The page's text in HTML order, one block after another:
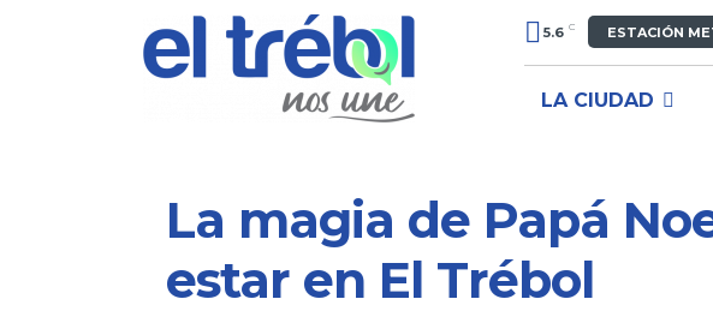
5.6 C ESTACIÓN
LA CIUDAD
La magia de Papá
estar en El Trébol